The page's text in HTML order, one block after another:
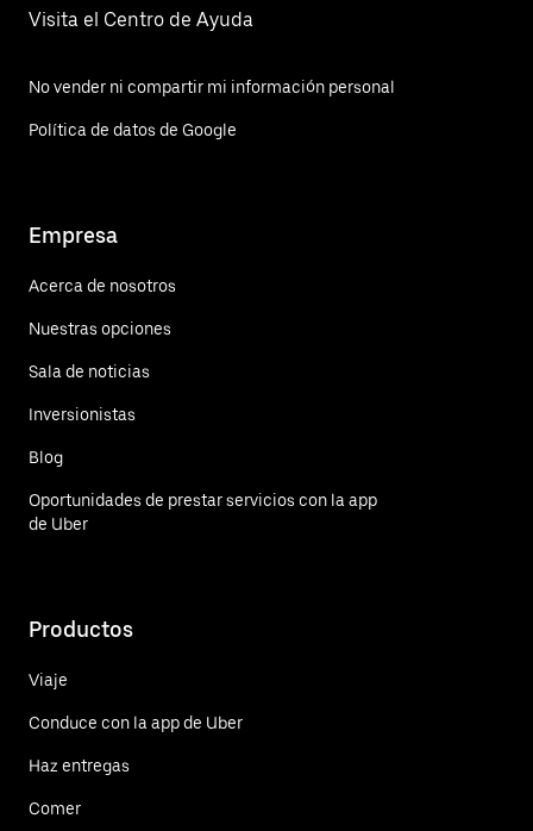
Visita el Centro de Ayuda
No vender ni compartir mi información personal
Política de datos de Google
Empresa
Acerca de nosotros
Nuestras opciones
Sala de noticias
Inversionistas
Blog
Oportunidades de prestar servicios con la app
de Uber
Productos
Viaje
Conduce con la app de Uber
Haz entregas
Comer